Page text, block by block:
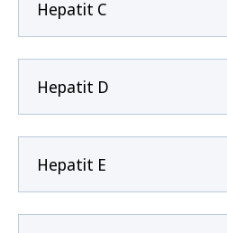
Hepatit C
Hepatit D
Hepatit E